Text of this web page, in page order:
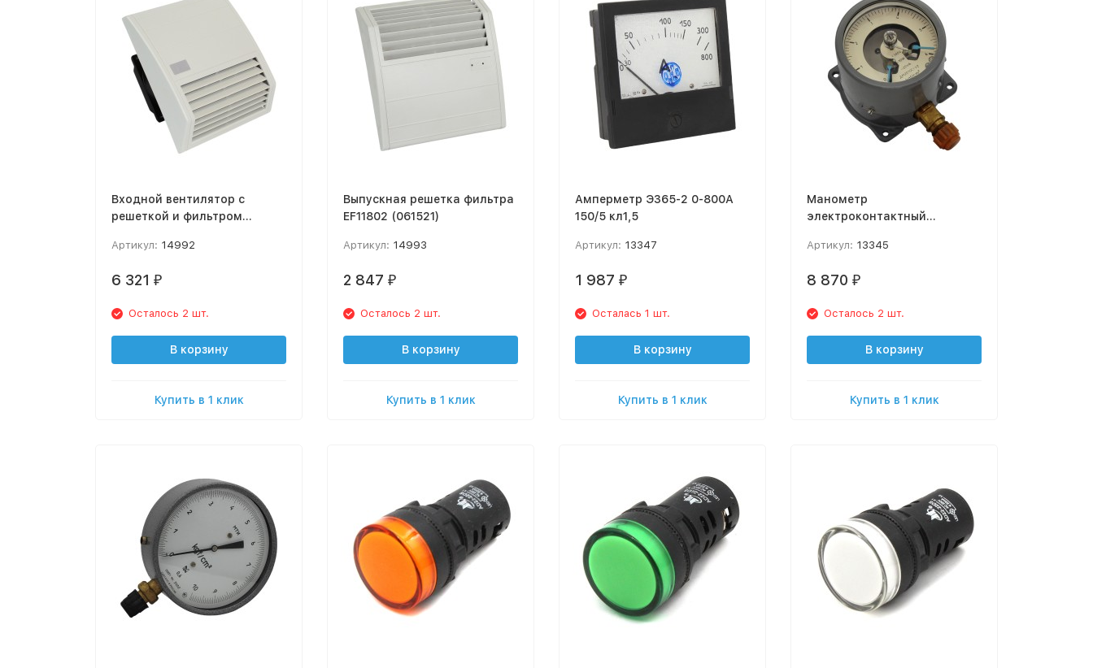
Входной вентилятор с
решеткой и фильтром
102 м³/ч
Артикул: 14992
6 321 ₽
Осталось 2 шт.
В корзину
Купить в 1 клик
Выпускная решетка фильтра
EF11802 (061521)
Артикул: 14993
2 847 ₽
Осталось 2 шт.
В корзину
Купить в 1 клик
Амперметр Э365-2 0-800А
150/5 кл1,5
Артикул: 13347
1 987 ₽
Осталась 1 шт.
В корзину
Купить в 1 клик
Манометр
электроконтактный
Артикул: 13345
8 870 ₽
Осталось 2 шт.
В корзину
Купить в 1 клик